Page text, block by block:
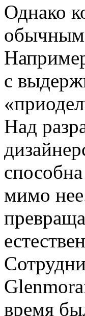
Однако
обычным
с
Над
мимо
время